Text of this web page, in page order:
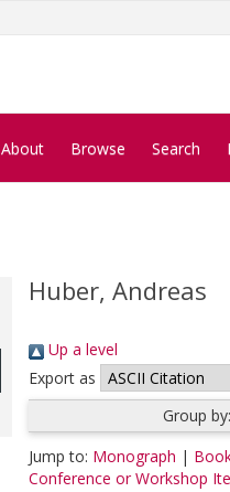
About Browse Search
Huber, Andreas
Up a level
Export as
Group
Jump to: Monograph |
Conference or Workshop